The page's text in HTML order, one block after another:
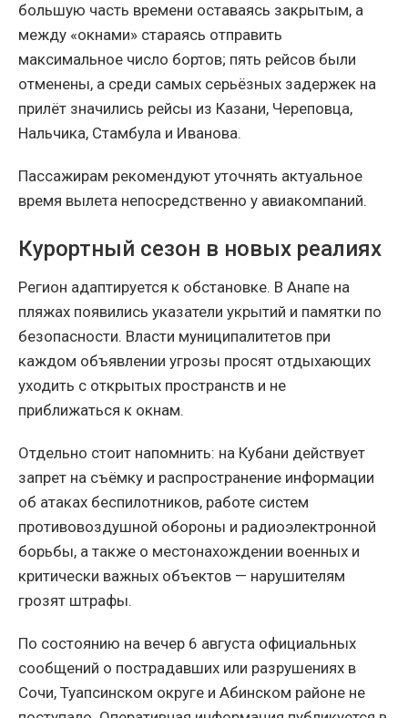
большую часть времени оставаясь закрытым, а
между «окнами» стараясь отправить
максимальное число бортов; пять рейсов были
отменены, а среди самых серьёзных задержек на
прилёт значились рейсы из Казани, Череповца,
Нальчика, Стамбула и Иванова.
Пассажирам рекомендуют уточнять актуальное
время вылета непосредственно у авиакомпаний.
Курортный сезон в новых реалиях
Регион адаптируется к обстановке. В Анапе на
пляжах появились указатели укрытий и памятки по
безопасности. Власти муниципалитетов при
каждом объявлении угрозы просят отдыхающих
уходить с открытых пространств и не
приближаться к окнам.
Отдельно стоит напомнить: на Кубани действует
запрет на съёмку и распространение информации
об атаках беспилотников, работе систем
противовоздушной обороны и радиоэлектронной
борьбы, а также о местонахождении военных и
критически важных объектов — нарушителям
грозят штрафы.
По состоянию на вечер 6 августа официальных
сообщений о пострадавших или разрушениях в
Сочи, Туапсинском округе и Абинском районе не